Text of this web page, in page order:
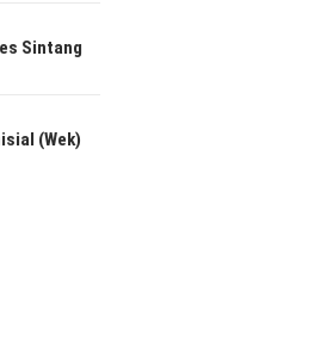
Sintang
(Wek)